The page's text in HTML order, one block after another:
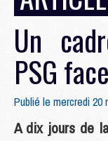
Un
PSG
Publié le mercredi 20
A dix jours de